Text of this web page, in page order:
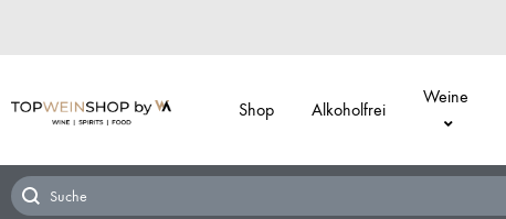
Shop Alkoholfrei
Weine